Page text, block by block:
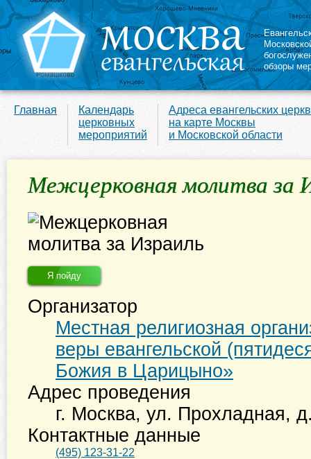
обзоры
Главная
Календарь
церковных
мероприятий
Адреса евангельских
на карте Москвы
и Московской области
Межцерковная молитва за
Я пойду
Организатор
Местная религиозная
веры евангельской
Божия в Царицыно»
Адрес проведения
г. Москва, ул. Прохладная,
Контактные данные
(495) 123-31-22